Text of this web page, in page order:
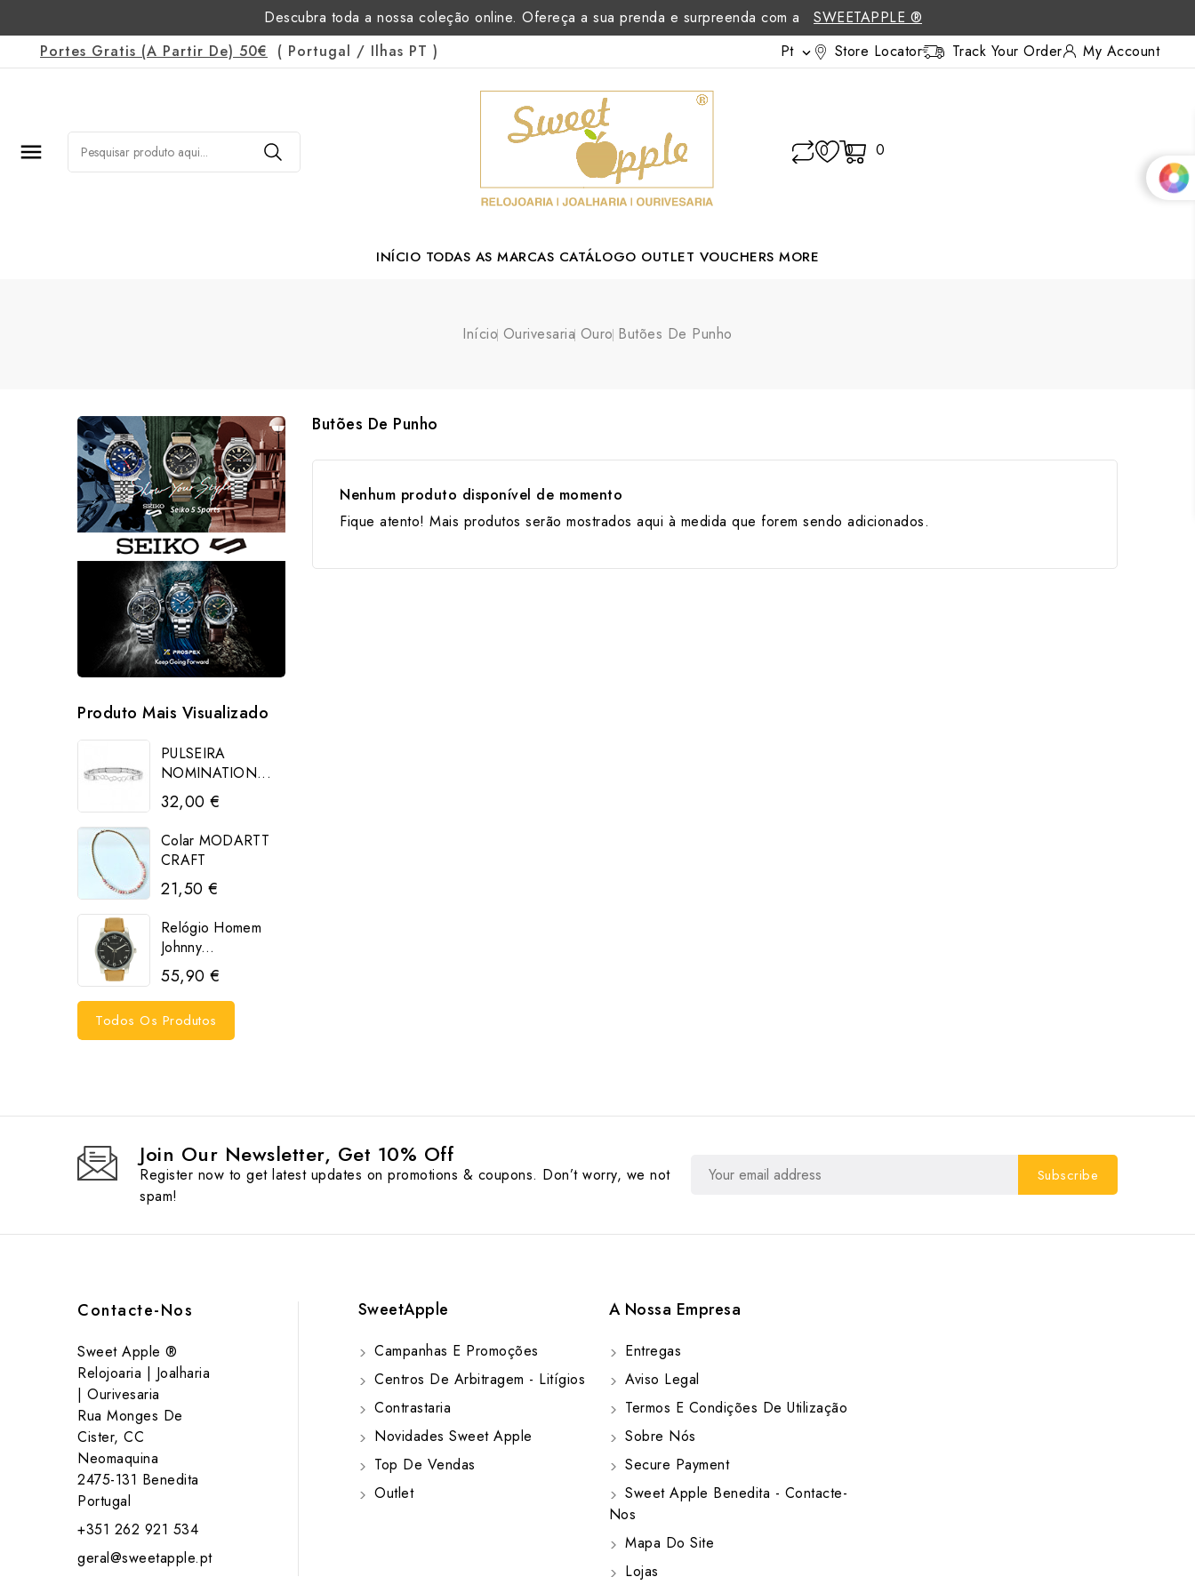
Descubra toda a nossa coleção online. Ofereça a sua prenda e surpreenda com a
SWEETAPPLE ®
Portes Gratis (a Partir De) 50€ ( Portugal / Ilhas PT ) Pt  Store Locator Track Your Order My Account
 0 0 0
INÍCIO TODAS AS MARCAS CATÁLOGO OUTLET VOUCHERS MORE
Início Ourivesaria Ouro Butões De Punho
Produto Mais Visualizado
PULSEIRA
NOMINATION...
32,00 €
Colar MODARTT
CRAFT
21,50 €
Relógio Homem
Johnny...
55,90 €
Todos Os Produtos
Butões De Punho
Nenhum produto disponível de momento
Fique atento! Mais produtos serão mostrados aqui à medida que forem sendo adicionados.
Join Our Newsletter, Get 10% Off
Register now to get latest updates on promotions & coupons. Don’t worry, we not
spam!
Contacte-Nos
Sweet Apple ®
Relojoaria | Joalharia
| Ourivesaria
Rua Monges De
Cister, CC
Neomaquina
2475-131 Benedita
Portugal
+351 262 921 534
geral@sweetapple.pt
SweetApple
Campanhas E Promoções
Centros De Arbitragem - Litígios
Contrastaria
Novidades Sweet Apple
Top De Vendas
Outlet
A Nossa Empresa
Entregas
Aviso Legal
Termos E Condições De Utilização
Sobre Nós
Secure Payment
Sweet Apple Benedita - Contacte-
Nos
Mapa Do Site
Lojas